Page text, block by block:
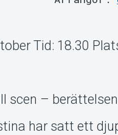
Tid: 18.30
scen –
har satt ett